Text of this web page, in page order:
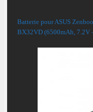
Batterie pour ASUS
BX32VD (6500mAh, 7.2V